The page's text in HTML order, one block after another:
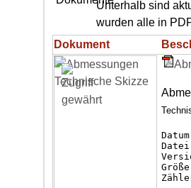
Unterhalb sind
wurden alle in
Dokument